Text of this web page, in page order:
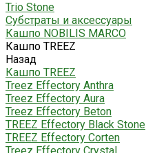
Trio Stone
Субстраты и аксессуары
Кашпо NOBILIS MARCO
Кашпо TREEZ
Назад
Кашпо TREEZ
Treez Effectory Anthra
Treez Effectory Aura
Treez Effectory Beton
TREEZ Effectory Black Stone
TREEZ Effectory Corten